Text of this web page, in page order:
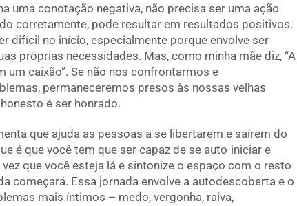
uma conotação negativa, não precisa ser uma ação
corretamente, pode resultar em resultados positivos.
difícil no início, especialmente porque envolve ser
próprias necessidades. Mas, como minha mãe diz, “A
um caixão”. Se não nos confrontarmos e
permaneceremos presos às nossas velhas
é ser honrado.
que ajuda as pessoas a se libertarem e saírem do
é que você tem que ser capaz de se auto-iniciar e
que você esteja lá e sintonize o espaço com o resto
começará. Essa jornada envolve a autodescoberta e o
mais íntimos – medo, vergonha, raiva,